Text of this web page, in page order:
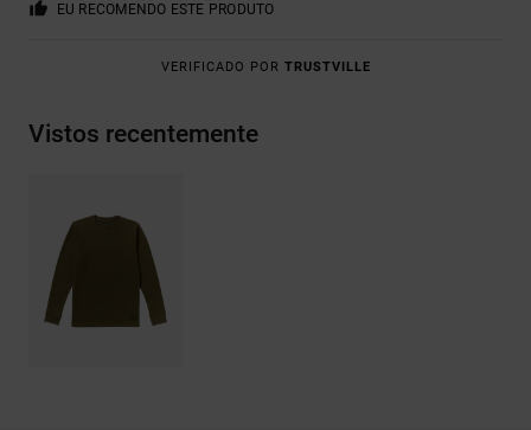
EU RECOMENDO ESTE PRODUTO
VERIFICADO POR TRUSTVILLE
Vistos recentemente